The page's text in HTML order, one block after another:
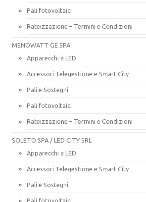
Pali fotovoltaici
Rateizzazione – Termini e Condizioni
MENOWATT GE SPA
Apparecchi a LED
Accessori Telegestione e Smart City
Pali e Sostegni
Pali fotovoltaici
Rateizzazione – Termini e Condizioni
SOLETO SPA / LED CITY SRL
Apparecchi a LED
Accessori Telegestione e Smart City
Pali e Sostegni
Pali fotovoltaici